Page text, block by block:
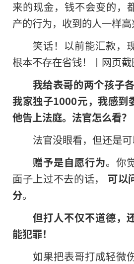
来的现金，钱不会变的，
产的行为，收到的人一样高
笑话！以前能汇款，
根本不存在省钱！丨网页截
我给表哥的两个孩子
我家独子1000元，我感到
他告上法庭。法官怎么看？
法官没眼看，但还是可
赠予是自愿行为。你
面子上过不去的话， 可以
分。
但打人不仅不道德，
能犯罪！
如果把表哥打成轻微